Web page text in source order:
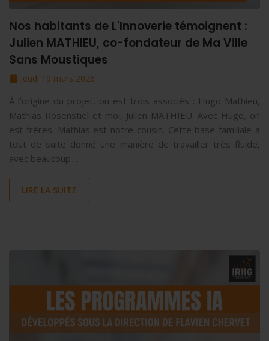
Nos habitants de L'Innoverie témoignent :
Julien MATHIEU, co-fondateur de Ma Ville
Sans Moustiques
Jeudi 19 mars 2026
À l’origine du projet, on est trois associés : Hugo Mathieu,
Mathias Rosenstiel et moi, Julien MATHIEU. Avec Hugo, on
est frères. Mathias est notre cousin. Cette base familiale a
tout de suite donné une manière de travailler très fluide,
avec beaucoup ...
LIRE LA SUITE